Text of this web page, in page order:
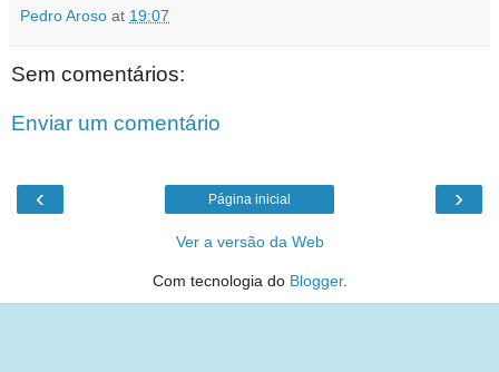
Pedro Aroso at 19:07
Sem comentários:
Enviar um comentário
‹ ›
Página inicial
Ver a versão da Web
Com tecnologia do Blogger.